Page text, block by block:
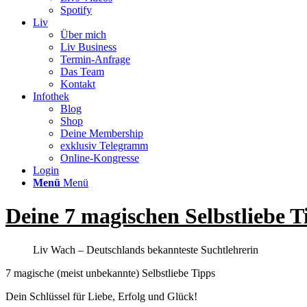
Spotify
Liv
Über mich
Liv Business
Termin-Anfrage
Das Team
Kontakt
Infothek
Blog
Shop
Deine Membership
exklusiv Telegramm
Online-Kongresse
Login
Menü Menü
Deine 7 magischen Selbstliebe
Liv Wach – Deutschlands bekannteste Suchtlehrerin
7 magische (meist unbekannte) Selbstliebe Tipps
Dein Schlüssel für Liebe, Erfolg und Glück!